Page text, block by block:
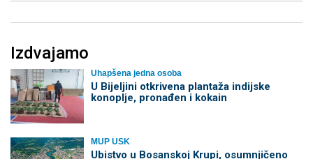
Izdvajamo
Uhapšena jedna osoba
​U Bijeljini otkrivena plantaža indijske
konoplje, pronađen i kokain
MUP USK
Ubistvo u Bosanskoj Krupi, osumnjičeno